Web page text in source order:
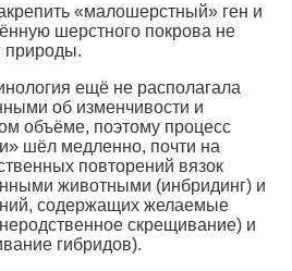
«малошерстный» ген и
шерстного покрова не
природы.
ещё не располагала
об изменчивости и
объёме, поэтому процесс
шёл медленно, почти на
повторений вязок
животными (инбридинг) и
содержащих желаемые
скрещивание) и
гибридов).